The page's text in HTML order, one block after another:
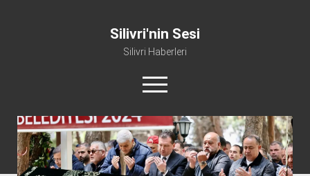
Silivri'nin Sesi
Silivri Haberleri
m
e
ü
y
ü
a
ç
facebook youtube silivri@silivrininsesi1.com whatsapp
Manifesto